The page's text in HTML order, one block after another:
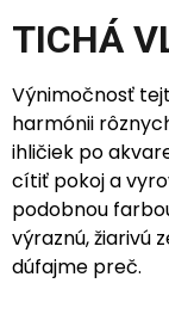
TICHÁ
Výnimočnosť
harmónii
ihličiek po
cítiť pokoj a
podobnou
výraznú, žiarivú
dúfajme preč.